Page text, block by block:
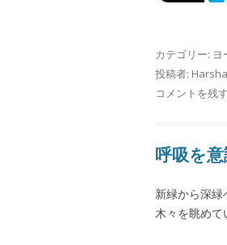
カテゴリー: ヨ
投稿者:
コメントを残す
呼吸を
新緑から深緑
木々を眺めて